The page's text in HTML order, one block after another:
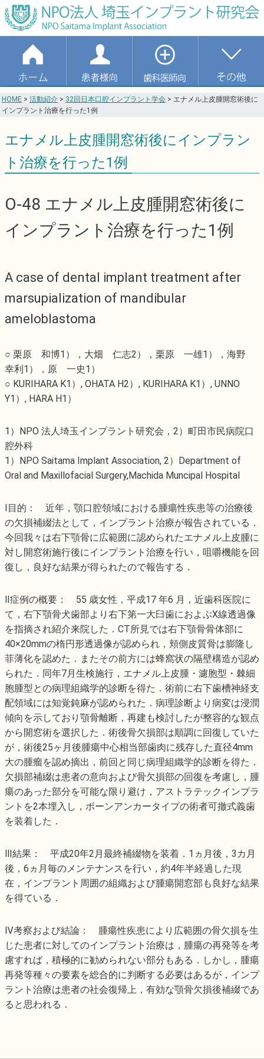
HOME >活動紹介 > 32回日本口腔インプラント学会 > エナメル上皮腫開窓術後に
インプラント治療を行った1例
エナメル上皮腫開窓術後にインプラン
ト治療を行った1例
O-48 エナメル上皮腫開窓術後に
インプラント治療を行った1例
A case of dental implant treatment after
marsupialization of mandibular
ameloblastoma
○ 栗原 和博1），大畑 仁志2），栗原 一雄1），海野
幸利1），原 一史1）
○ KURIHARA K1）, OHATA H2）, KURIHARA K1）, UNNO
Y1）, HARA H1）
1）NPO 法人埼玉インプラント研究会，2）町田市民病院口
腔外科
1）NPO Saitama Implant Association, 2）Department of
Oral and Maxillofacial Surgery,Machida Muncipal Hospital
Ⅰ目的： 近年，顎口腔領域における腫瘍性疾患等の治療後
の欠損補綴法として，インプラント治療が報告されている．
今回我々は右下顎骨に広範囲に認められたエナメル上皮腫に
対し開窓術施行後にインプラント治療を行い，咀嚼機能を回
復し，良好な結果が得られたので報告する．
Ⅱ症例の概要： 55 歳女性，平成17 年6 月，近歯科医院に
て，右下顎骨犬歯部より右下第一大臼歯におよぶX線透過像
を指摘され紹介来院した．CT所見では右下顎骨骨体部に
40×20mmの楕円形透過像が認められ，頬側皮質骨は膨隆し
菲薄化を認めた．またその前方には蜂窩状の隔壁構造が認め
られた．同年7月生検施行，エナメル上皮腫・濾胞型・棘細
胞腫型との病理組織学的診断を得た．術前に右下歯槽神経支
配領域には知覚鈍麻が認められた．病理診断より病変は浸潤
傾向を示しており顎骨離断，再建も検討したが整容的な観点
から開窓術を選択した．術後骨欠損部は順調に回復していた
が，術後25ヶ月後腫瘍中心相当部歯肉に残存した直径4mm
大の腫瘤を認め摘出，前回と同じ病理組織学的診断を得た．
欠損部補綴は患者の意向および骨欠損部の回復を考慮し，腫
瘍のあった部分を可能な限り避け，アストラテックインプラ
ントを2本埋入し，ボーンアンカータイプの術者可撤式義歯
を装着した．
Ⅲ結果： 平成20年2月最終補綴物を装着．1ヵ月後，3カ月
後，6ヵ月毎のメンテナンスを行い，約4年半経過した現
在，インプラント周囲の組織および腫瘍開窓部も良好な結果
を得ている．
Ⅳ考察および結論： 腫瘍性疾患により広範囲の骨欠損を生
じた患者に対してのインプラント治療は，腫瘍の再発等を考
慮すれば，積極的に勧められない部分もある．しかし，腫瘍
再発等種々の要素を総合的に判断する必要はあるが，インプ
ラント治療は患者の社会復帰上，有効な顎骨欠損後補綴であ
ると思われる．